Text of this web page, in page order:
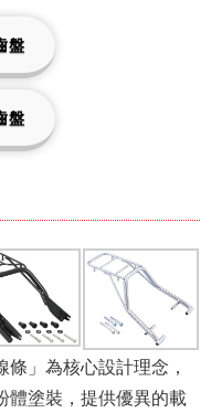
盤
盤
」為核心設計理念，
體塗裝，提供優異的載